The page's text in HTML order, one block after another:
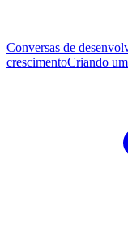
Conversas de
crescimentoCriando